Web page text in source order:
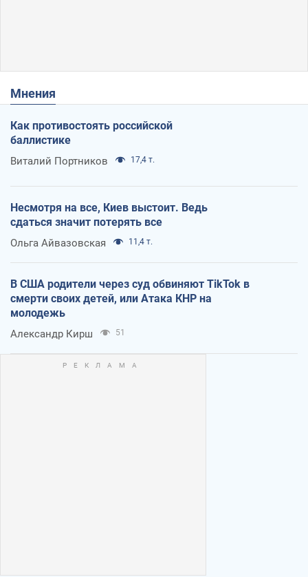
Мнения
Как противостоять российской
баллистике
Виталий Портников 17,4 т.
Несмотря на все, Киев выстоит. Ведь
сдаться значит потерять все
Ольга Айвазовская 11,4 т.
В США родители через суд обвиняют TikTok в
смерти своих детей, или Атака КНР на
молодежь
Александр Кирш 51